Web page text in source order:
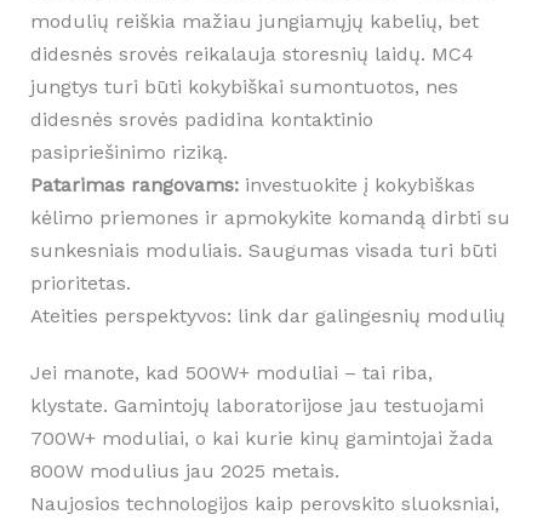
modulių reiškia mažiau jungiamųjų kabelių, bet
didesnės srovės reikalauja storesnių laidų. MC4
jungtys turi būti kokybiškai sumontuotos, nes
didesnės srovės padidina kontaktinio
pasipriešinimo riziką.
Patarimas rangovams:investuokite į kokybiškas
kėlimo priemones ir apmokykite komandą dirbti su
sunkesniais moduliais. Saugumas visada turi būti
prioritetas.
Ateities perspektyvos: link dar galingesnių modulių
Jei manote, kad 500W+ moduliai – tai riba,
klystate. Gamintojų laboratorijose jau testuojami
700W+ moduliai, o kai kurie kinų gamintojai žada
800W modulius jau 2025 metais.
Naujosios technologijos kaip perovskito sluoksniai,